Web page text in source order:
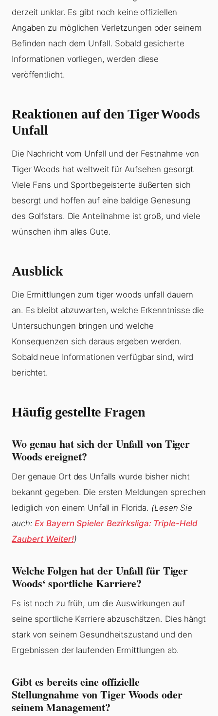
derzeit unklar. Es gibt noch keine offiziellen
Angaben zu möglichen Verletzungen oder seinem
Befinden nach dem Unfall. Sobald gesicherte
Informationen vorliegen, werden diese
veröffentlicht.
Reaktionen auf den Tiger Woods
Unfall
Die Nachricht vom Unfall und der Festnahme von
Tiger Woods hat weltweit für Aufsehen gesorgt.
Viele Fans und Sportbegeisterte äußerten sich
besorgt und hoffen auf eine baldige Genesung
des Golfstars. Die Anteilnahme ist groß, und viele
wünschen ihm alles Gute.
Ausblick
Die Ermittlungen zum tiger woods unfall dauern
an. Es bleibt abzuwarten, welche Erkenntnisse die
Untersuchungen bringen und welche
Konsequenzen sich daraus ergeben werden.
Sobald neue Informationen verfügbar sind, wird
berichtet.
Häufig gestellte Fragen
Wo genau hat sich der Unfall von Tiger
Woods ereignet?
Der genaue Ort des Unfalls wurde bisher nicht
bekannt gegeben. Die ersten Meldungen sprechen
lediglich von einem Unfall in Florida. (Lesen Sie
auch:Ex Bayern Spieler Bezirksliga: Triple-Held
Zaubert Weiter!)
Welche Folgen hat der Unfall für Tiger
Woods‘ sportliche Karriere?
Es ist noch zu früh, um die Auswirkungen auf
seine sportliche Karriere abzuschätzen. Dies hängt
stark von seinem Gesundheitszustand und den
Ergebnissen der laufenden Ermittlungen ab.
Gibt es bereits eine offizielle
Stellungnahme von Tiger Woods oder
seinem Management?